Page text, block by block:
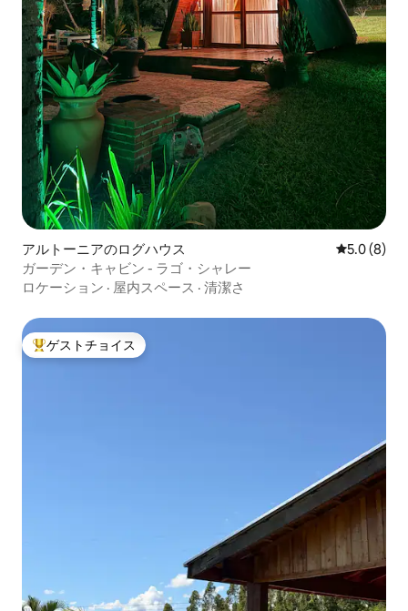
アルトーニアのログハウス レビュー8
5.0 (8)
ガーデン・キャビン - ラゴ・シャレー
ロケーション · 屋内スペース · 清潔さ
大好評のゲストチョイスです。
ゲストチョイス